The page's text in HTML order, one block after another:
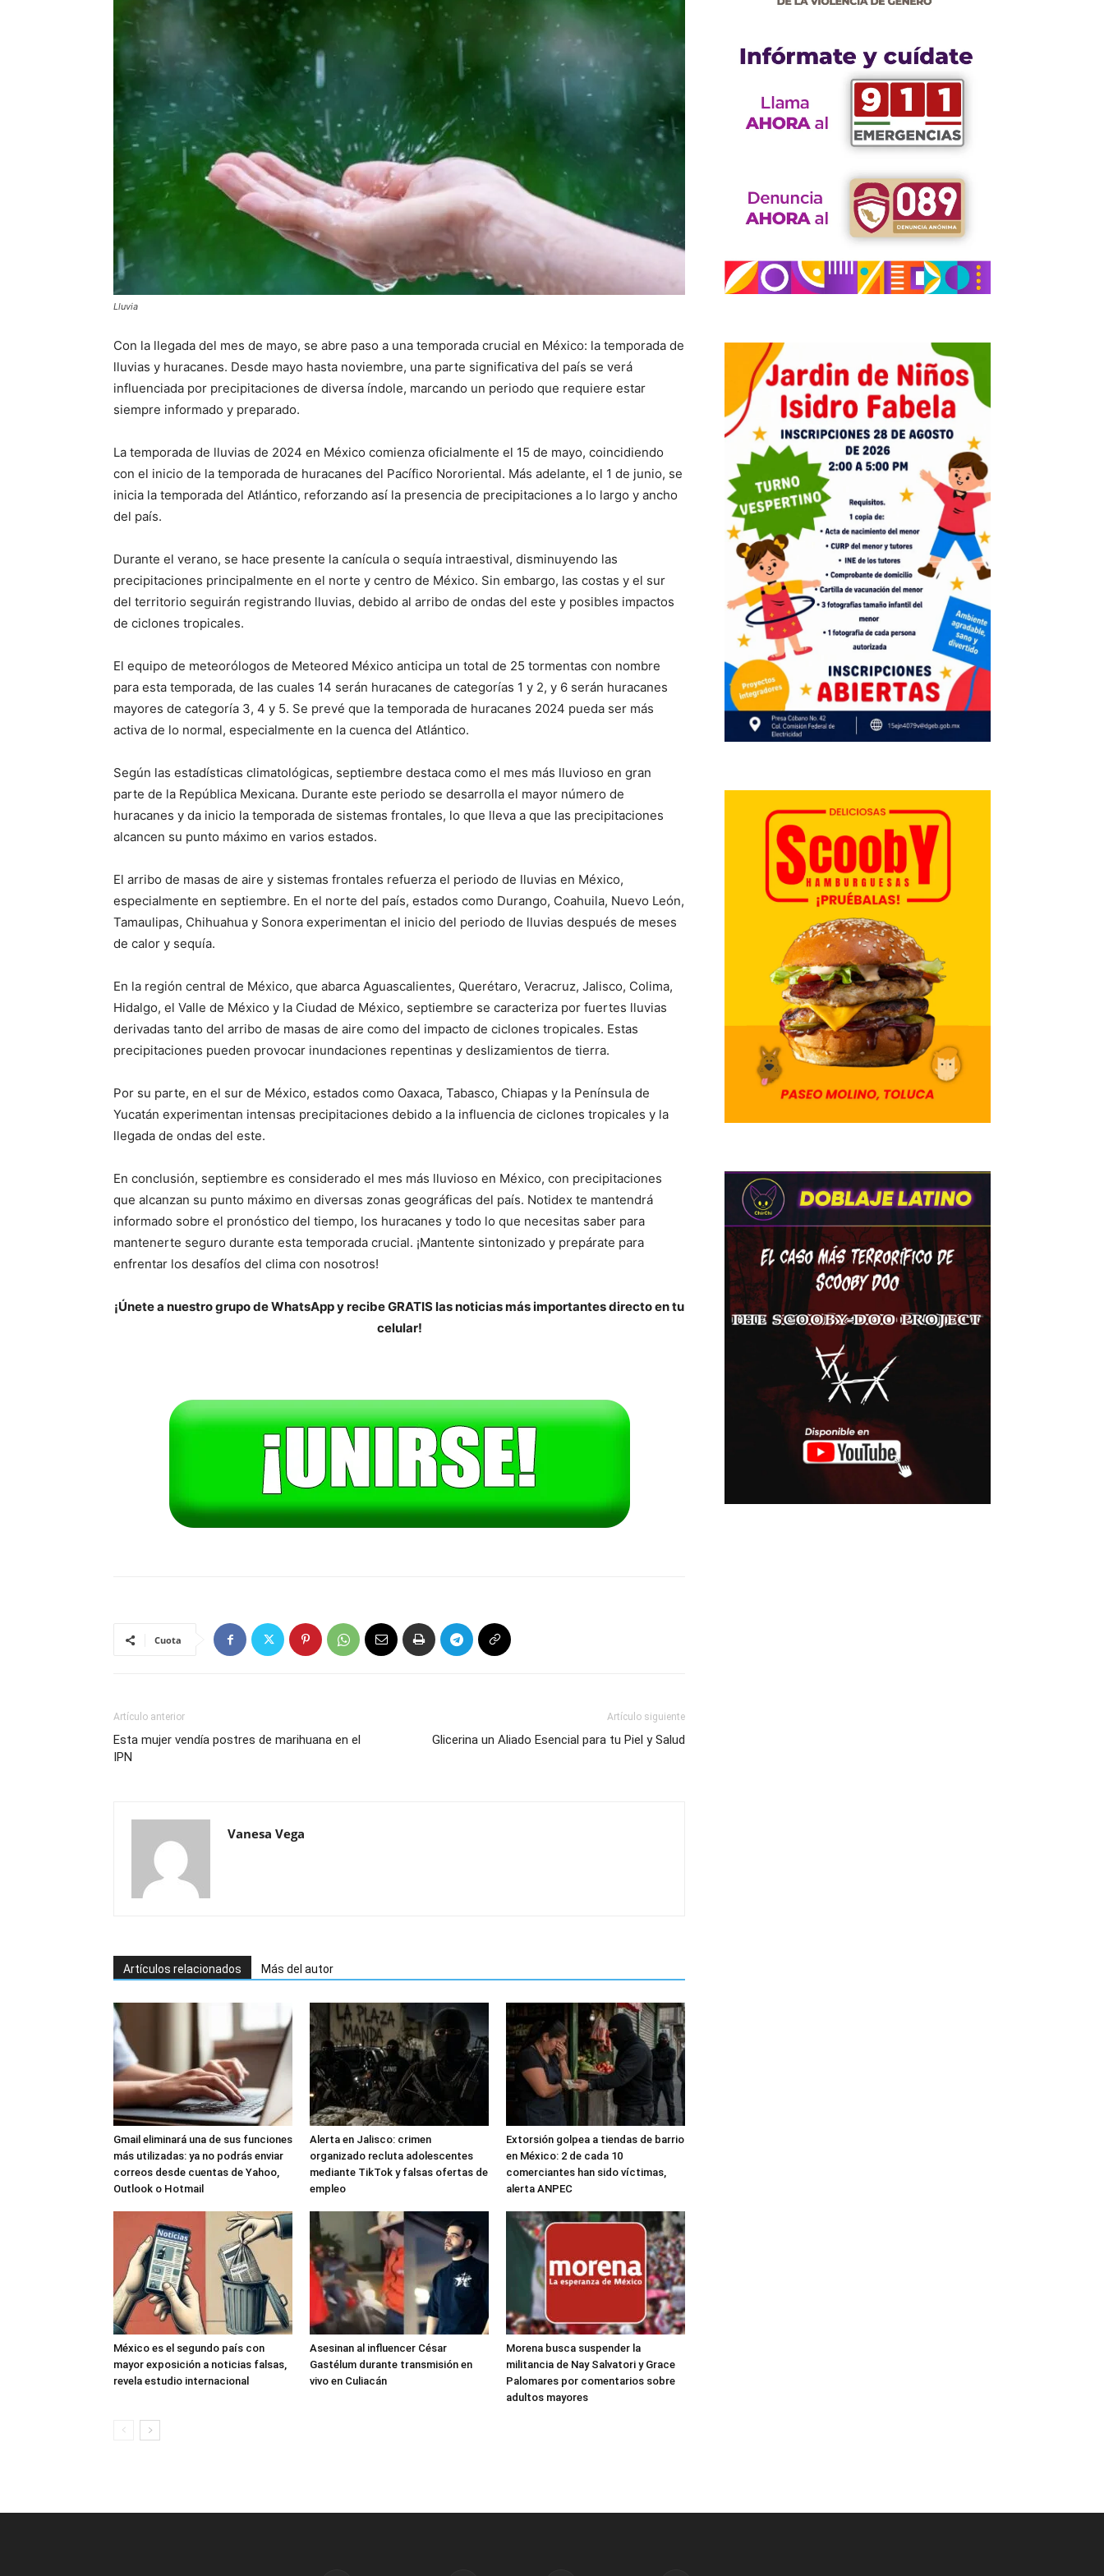
Lluvia
Con la llegada del mes de mayo, se abre paso a una temporada crucial en México: la temporada de
lluvias y huracanes. Desde mayo hasta noviembre, una parte significativa del país se verá
influenciada por precipitaciones de diversa índole, marcando un periodo que requiere estar
siempre informado y preparado.
La temporada de lluvias de 2024 en México comienza oficialmente el 15 de mayo, coincidiendo
con el inicio de la temporada de huracanes del Pacífico Nororiental. Más adelante, el 1 de junio, se
inicia la temporada del Atlántico, reforzando así la presencia de precipitaciones a lo largo y ancho
del país.
Durante el verano, se hace presente la canícula o sequía intraestival, disminuyendo las
precipitaciones principalmente en el norte y centro de México. Sin embargo, las costas y el sur
del territorio seguirán registrando lluvias, debido al arribo de ondas del este y posibles impactos
de ciclones tropicales.
El equipo de meteorólogos de Meteored México anticipa un total de 25 tormentas con nombre
para esta temporada, de las cuales 14 serán huracanes de categorías 1 y 2, y 6 serán huracanes
mayores de categoría 3, 4 y 5. Se prevé que la temporada de huracanes 2024 pueda ser más
activa de lo normal, especialmente en la cuenca del Atlántico.
Según las estadísticas climatológicas, septiembre destaca como el mes más lluvioso en gran
parte de la República Mexicana. Durante este periodo se desarrolla el mayor número de
huracanes y da inicio la temporada de sistemas frontales, lo que lleva a que las precipitaciones
alcancen su punto máximo en varios estados.
El arribo de masas de aire y sistemas frontales refuerza el periodo de lluvias en México,
especialmente en septiembre. En el norte del país, estados como Durango, Coahuila, Nuevo León,
Tamaulipas, Chihuahua y Sonora experimentan el inicio del periodo de lluvias después de meses
de calor y sequía.
En la región central de México, que abarca Aguascalientes, Querétaro, Veracruz, Jalisco, Colima,
Hidalgo, el Valle de México y la Ciudad de México, septiembre se caracteriza por fuertes lluvias
derivadas tanto del arribo de masas de aire como del impacto de ciclones tropicales. Estas
precipitaciones pueden provocar inundaciones repentinas y deslizamientos de tierra.
Por su parte, en el sur de México, estados como Oaxaca, Tabasco, Chiapas y la Península de
Yucatán experimentan intensas precipitaciones debido a la influencia de ciclones tropicales y la
llegada de ondas del este.
En conclusión, septiembre es considerado el mes más lluvioso en México, con precipitaciones
que alcanzan su punto máximo en diversas zonas geográficas del país. Notidex te mantendrá
informado sobre el pronóstico del tiempo, los huracanes y todo lo que necesitas saber para
mantenerte seguro durante esta temporada crucial. ¡Mantente sintonizado y prepárate para
enfrentar los desafíos del clima con nosotros!
¡Únete a nuestro grupo de WhatsApp y recibe GRATIS las noticias más importantes directo en tu
celular!
Cuota
Artículo anterior
Esta mujer vendía postres de marihuana en el
IPN
Artículo siguiente
Glicerina un Aliado Esencial para tu Piel y Salud
Vanesa Vega
Artículos relacionados Más del autor
Gmail eliminará una de sus funciones
más utilizadas: ya no podrás enviar
correos desde cuentas de Yahoo,
Outlook o Hotmail
Alerta en Jalisco: crimen
organizado recluta adolescentes
mediante TikTok y falsas ofertas de
empleo
Extorsión golpea a tiendas de barrio
en México: 2 de cada 10
comerciantes han sido víctimas,
alerta ANPEC
México es el segundo país con
mayor exposición a noticias falsas,
revela estudio internacional
Asesinan al influencer César
Gastélum durante transmisión en
vivo en Culiacán
Morena busca suspender la
militancia de Nay Salvatori y Grace
Palomares por comentarios sobre
adultos mayores